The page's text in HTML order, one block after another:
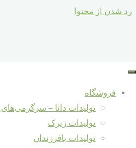
رد شدن از محتوا
فروشگاه
تولیدات دانا –
تولیدات زیرک
تولیدات بافرزندان
خانه
شیلد
فونیکس دانا
(۱۵۰ کارتن =